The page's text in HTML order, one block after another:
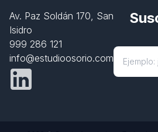
Av. Paz Soldán 170, San
Isidro
999 286 121
info@estudioosorio.com